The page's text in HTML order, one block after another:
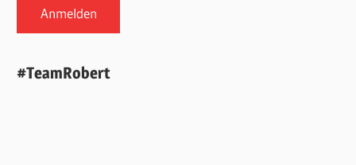
#TeamRobert